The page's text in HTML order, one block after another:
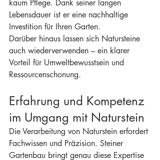
kaum Pflege. Dank seiner langen
Lebensdauer ist er eine nachhaltige
Investition für Ihren Garten.
Darüber hinaus lassen sich Natursteine
auch wiederverwenden – ein klarer
Vorteil für Umweltbewusstsein und
Ressourcenschonung.
Erfahrung und Kompetenz
im Umgang mit Naturstein
Die Verarbeitung von Naturstein erfordert
Fachwissen und Präzision. Steiner
Gartenbau bringt genau diese Expertise